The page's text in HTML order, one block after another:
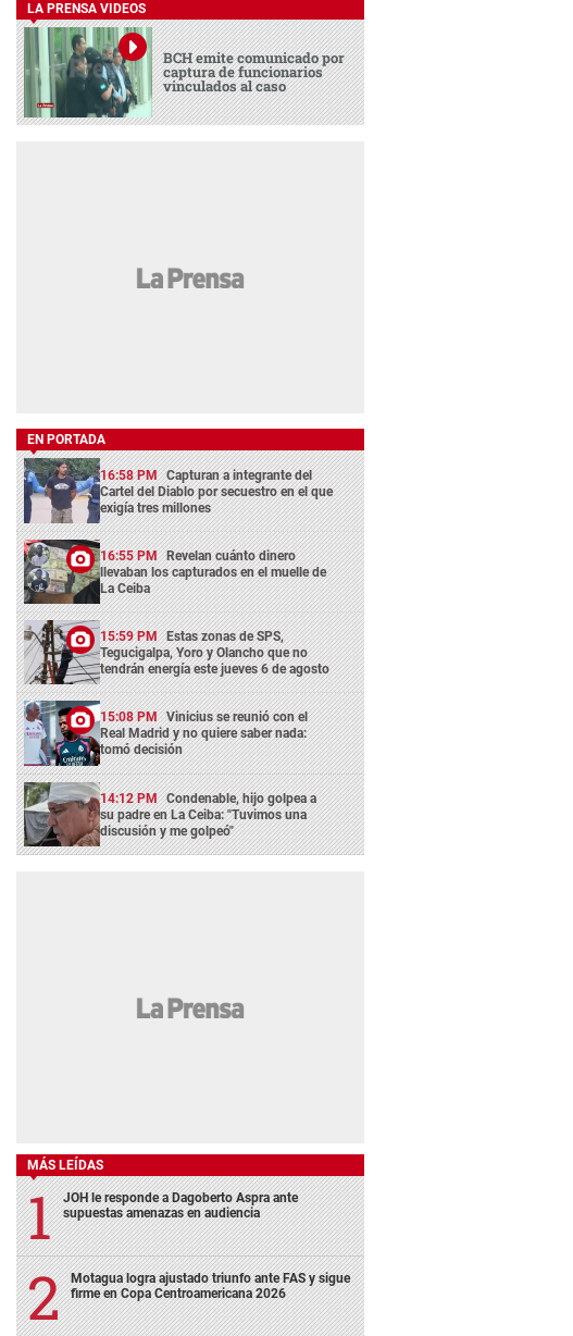
LA PRENSA VIDEOS
BCH emite comunicado por
captura de funcionarios
vinculados al caso
EN PORTADA
16:58 PM Capturan a integrante del
Cartel del Diablo por secuestro en el que
exigía tres millones
16:55 PM Revelan cuánto dinero
llevaban los capturados en el muelle de
La Ceiba
15:59 PM Estas zonas de SPS,
Tegucigalpa, Yoro y Olancho que no
tendrán energía este jueves 6 de agosto
15:08 PM Vinicius se reunió con el
Real Madrid y no quiere saber nada:
tomó decisión
14:12 PM Condenable, hijo golpea a
su padre en La Ceiba: "Tuvimos una
discusión y me golpeó"
MÁS LEÍDAS
JOH le responde a Dagoberto Aspra ante
supuestas amenazas en audiencia
Motagua logra ajustado triunfo ante FAS y sigue
firme en Copa Centroamericana 2026